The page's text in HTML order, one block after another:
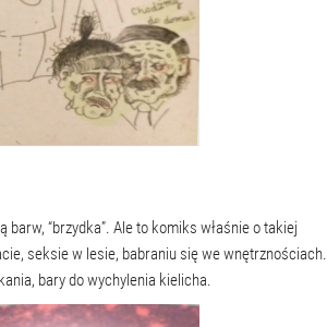
“brzydka”. Ale to komiks właśnie o takiej
seksie w lesie, babraniu się we wnętrznościach.
bary do wychylenia kielicha.